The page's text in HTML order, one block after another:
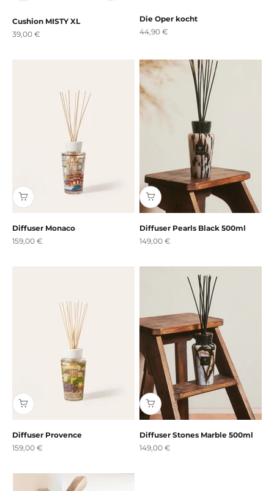
Cushion MISTY XL
Angebot
39,00 €
Die Oper kocht
Angebot
44,90 €
Diffuser Monaco
Angebot
159,00 €
Diffuser Pearls Black 500ml
Angebot
149,00 €
Diffuser Provence
Angebot
159,00 €
Diffuser Stones Marble 500ml
Angebot
149,00 €